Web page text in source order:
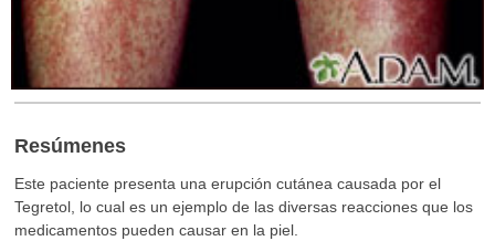
Resúmenes
Este paciente presenta una erupción cutánea causada por el
Tegretol, lo cual es un ejemplo de las diversas reacciones que los
medicamentos pueden causar en la piel.